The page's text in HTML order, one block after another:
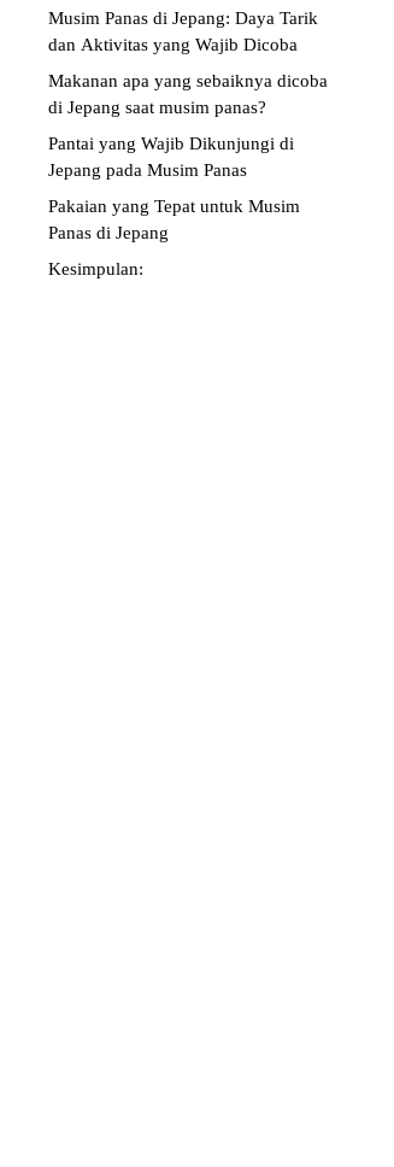
Musim Panas di Jepang: Daya Tarik
dan Aktivitas yang Wajib Dicoba
Makanan apa yang sebaiknya dicoba
di Jepang saat musim panas?
Pantai yang Wajib Dikunjungi di
Jepang pada Musim Panas
Pakaian yang Tepat untuk Musim
Panas di Jepang
Kesimpulan: